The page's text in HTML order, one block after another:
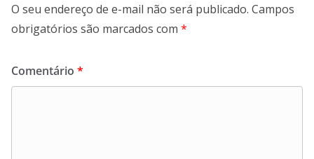
O seu endereço de e-mail não será publicado. Campos
obrigatórios são marcados com *
Comentário *